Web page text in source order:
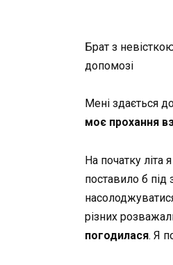
Брат з
допомозі
Мені здається
моє прохання
На початку літа
поставило б
різних
погодилася. Я